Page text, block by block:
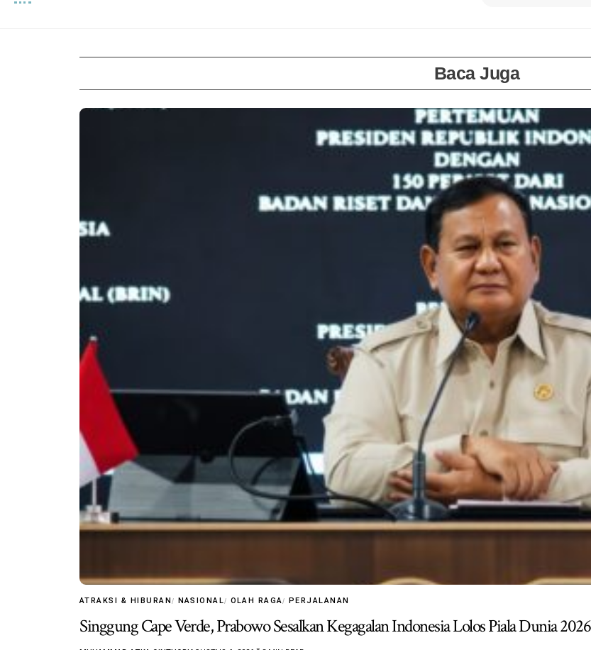
Baca Juga
ATRAKSI & HIBURAN NASIONAL OLAH RAGA PERJALANAN
Singgung Cape Verde, Prabowo Sesalkan Kegagalan Indonesia Lolos Piala Dunia 2026